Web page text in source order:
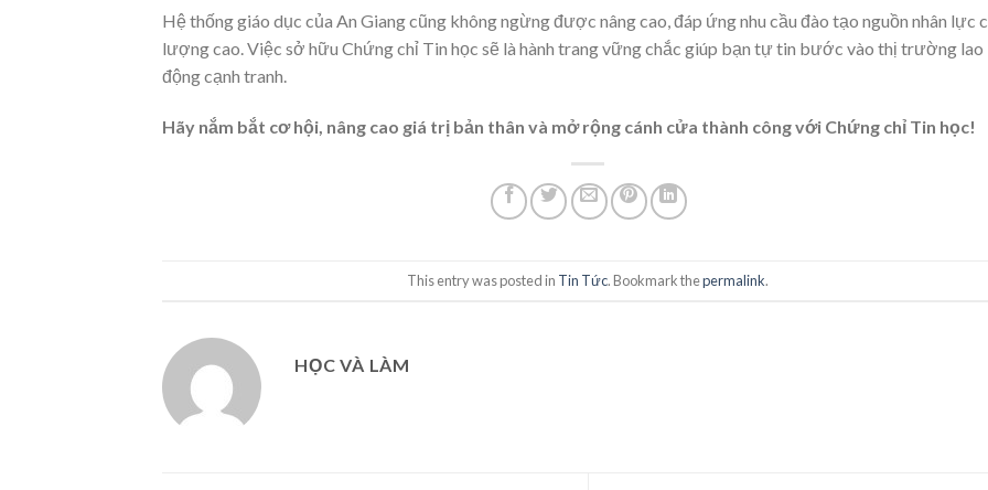
Hệ thống giáo dục của An Giang cũng không ngừng được nâng cao, đáp ứng nhu cầu đào tạo nguồn nhân lực
lượng cao. Việc sở hữu Chứng chỉ Tin học sẽ là hành trang vững chắc giúp bạn tự tin bước vào thị trường lao
động cạnh tranh.
Hãy nắm bắt cơ hội, nâng cao giá trị bản thân và mở rộng cánh cửa thành công với Chứng chỉ Tin học!
This entry was posted in Tin Tức. Bookmark thepermalink.
HỌC VÀ LÀM